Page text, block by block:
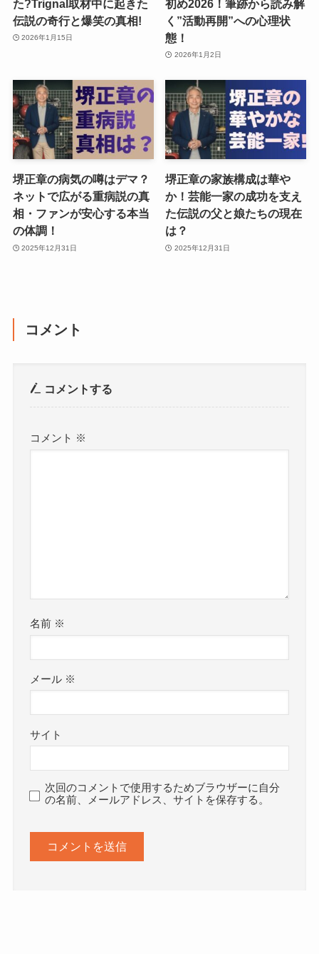
た?Trignal取材中に起きた
伝説の奇行と爆笑の真相!
2026年1月15日
初め2026！筆跡から読み解
く”活動再開”への心理状
態！
2026年1月2日
堺正章の病気の噂はデマ？
ネットで広がる重病説の真
相・ファンが安心する本当
の体調！
2025年12月31日
堺正章の家族構成は華や
か！芸能一家の成功を支え
た伝説の父と娘たちの現在
は？
2025年12月31日
コメント
コメントする
コメント ※
名前 ※
メール ※
サイト
次回のコメントで使用するためブラウザーに自分
の名前、メールアドレス、サイトを保存する。